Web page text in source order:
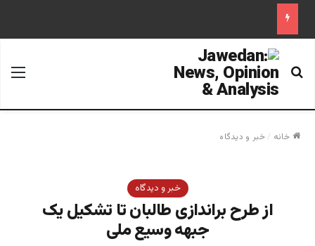
جستجو برای
خانه /خبر و دیدگاه
خبر و دیدگاه
از طرح براندازی طالبان تا تشکیل یک
جبهه وسیع ملی